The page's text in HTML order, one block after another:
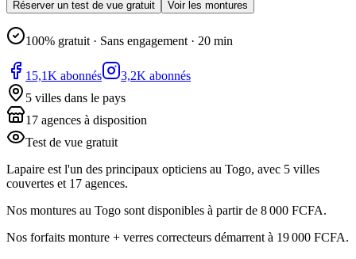
Réserver un test de vue gratuit Voir les montures
100% gratuit · Sans engagement · 20 min
15,1K abonnés
3,2K abonnés
5 villes dans le pays
17 agences à disposition
Test de vue gratuit
Lapaire est l'un des principaux opticiens au Togo, avec 5 villes
couvertes et 17 agences.
Nos montures au Togo sont disponibles à partir de 8 000 FCFA.
Nos forfaits monture + verres correcteurs démarrent à 19 000 FCFA.